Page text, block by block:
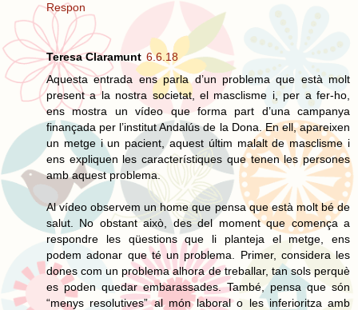
Respon
Teresa Claramunt 6.6.18
Aquesta entrada ens parla d’un problema que està molt
present a la nostra societat, el masclisme i, per a fer-ho,
ens mostra un vídeo que forma part d’una campanya
finançada per l’institut Andalús de la Dona. En ell, apareixen
un metge i un pacient, aquest últim malalt de masclisme i
ens expliquen les característiques que tenen les persones
amb aquest problema.
Al vídeo observem un home que pensa que està molt bé de
salut. No obstant això, des del moment que comença a
respondre les qüestions que li planteja el metge, ens
podem adonar que té un problema. Primer, considera les
dones com un problema alhora de treballar, tan sols perquè
es poden quedar embarassades. També, pensa que són
“menys resolutives” al món laboral o les inferioritza amb